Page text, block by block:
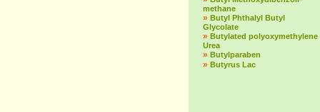
methane
» Butyl Phthalyl Butyl
Glycolate
» Butylated polyoxymethylene
Urea
» Butylparaben
» Butyrus Lac